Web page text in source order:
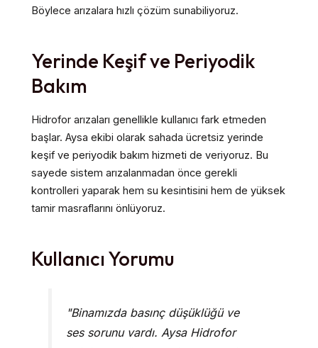
Böylece arızalara hızlı çözüm sunabiliyoruz.
Yerinde Keşif ve Periyodik
Bakım
Hidrofor arızaları genellikle kullanıcı fark etmeden
başlar. Aysa ekibi olarak sahada ücretsiz yerinde
keşif ve periyodik bakım hizmeti de veriyoruz. Bu
sayede sistem arızalanmadan önce gerekli
kontrolleri yaparak hem su kesintisini hem de yüksek
tamir masraflarını önlüyoruz.
Kullanıcı Yorumu
"Binamızda basınç düşüklüğü ve
ses sorunu vardı. Aysa Hidrofor